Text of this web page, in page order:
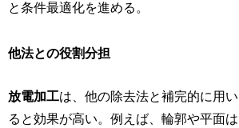
と条件最適化を進める。
他法との役割分担
放電加工は、他の除去法と補完的に用い
ると効果が高い。例えば、輪郭や平面は